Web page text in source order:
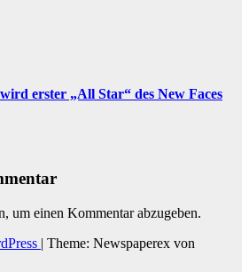
erster „All Star“ des New Faces
um einen Kommentar abzugeben.
| Theme: Newspaperex von